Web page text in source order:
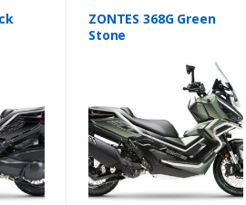
ZONTES 368G Green
Stone